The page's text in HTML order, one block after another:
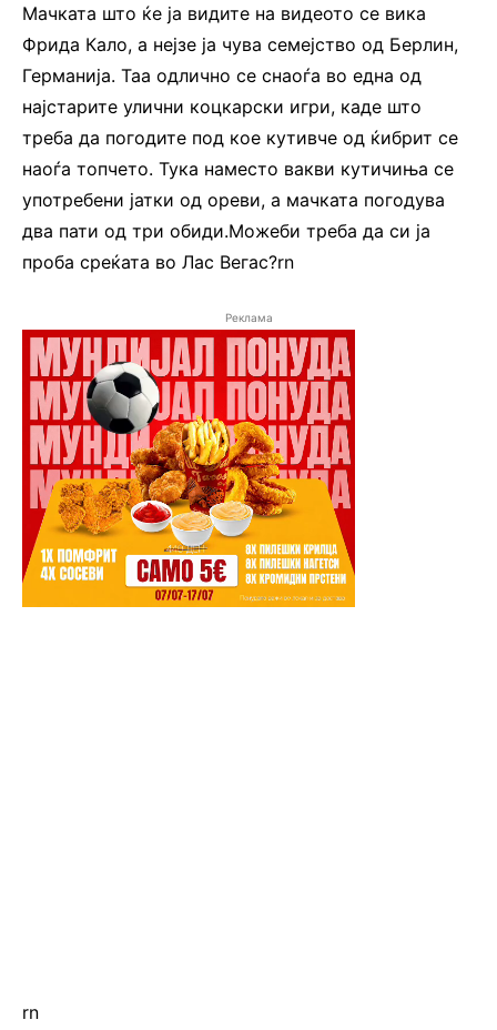
Мачката што ќе ја видите на видеото се вика
Фрида Кало, а нејзе ја чува семејство од Берлин,
Германија. Таа одлично се снаоѓа во една од
најстарите улични коцкарски игри, каде што
треба да погодите под кое кутивче од ќибрит се
наоѓа топчето. Тука наместо вакви кутичиња се
употребени јатки од ореви, а мачката погодува
два пати од три обиди.Можеби треба да си ја
проба среќата во Лас Вегас?rn
Реклама
rn